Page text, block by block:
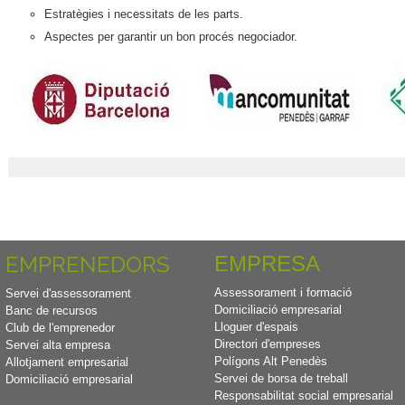
Estratègies i necessitats de les parts.
Aspectes per garantir un bon procés negociador.
EMPRENEDORS
Servei d'assessorament
Banc de recursos
Club de l'emprenedor
Servei alta empresa
Allotjament empresarial
Domiciliació empresarial
EMPRESA
Assessorament i formació
Domiciliació empresarial
Lloguer d'espais
Directori d'empreses
Polígons Alt Penedès
Servei de borsa de treball
Responsabilitat social empresarial